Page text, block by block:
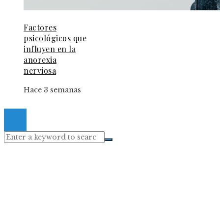
Factores
psicológicos que
influyen en la
anorexia
nerviosa
Hace 3 semanas